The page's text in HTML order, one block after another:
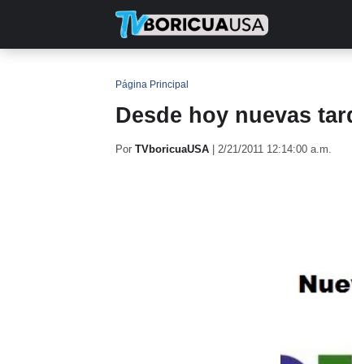
Página Principal
Desde hoy nuevas
Por TVboricuaUSA 2/21/2011 12:14:00 a.m.